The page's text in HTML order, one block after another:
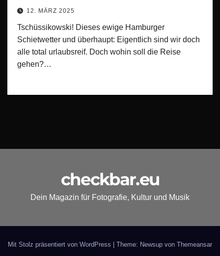
12. MÄRZ 2025
Tschüssikowski! Dieses ewige Hamburger
Schietwetter und überhaupt: Eigentlich sind wir doch
alle total urlaubsreif. Doch wohin soll die Reise
gehen?…
checkbar.eu
Dein Magazin für Fotografie, Kultur und Musik
Mit Stolz präsentiert von WordPress Theme: Newsup von Themeansar